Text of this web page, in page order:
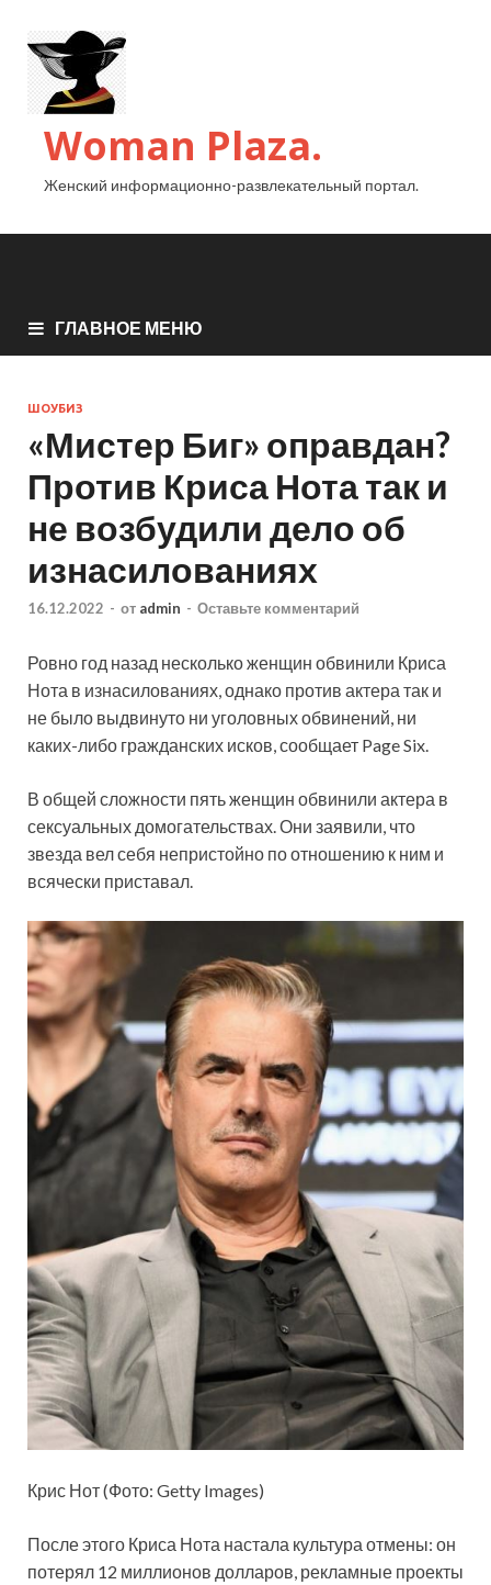
Woman Plaza.
Женский информационно-развлекательный портал.
ГЛАВНОЕ МЕНЮ
ШОУБИЗ
«Мистер Биг» оправдан?
Против Криса Нота так и
не возбудили дело об
изнасилованиях
16.12.2022 - от admin - Оставьте комментарий
Ровно год назад несколько женщин обвинили Криса
Нота в изнасилованиях, однако против актера так и
не было выдвинуто ни уголовных обвинений, ни
каких-либо гражданских исков, сообщает Page Six.
В общей сложности пять женщин обвинили актера в
сексуальных домогательствах. Они заявили, что
звезда вел себя непристойно по отношению к ним и
всячески приставал.
Крис Нот (Фото: Getty Images)
После этого Криса Нота настала культура отмены: он
потерял 12 миллионов долларов, рекламные проекты